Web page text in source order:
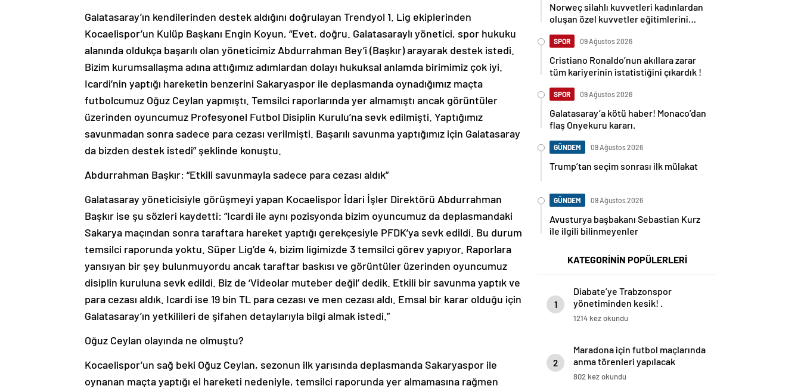
Galatasaray’ın kendilerinden destek aldığını doğrulayan Trendyol 1. Lig ekiplerinden
Kocaelispor’un Kulüp Başkanı Engin Koyun, “Evet, doğru. Galatasaraylı yönetici, spor hukuku
alanında oldukça başarılı olan yöneticimiz Abdurrahman Bey’i (Başkır) arayarak destek istedi.
Bizim kurumsallaşma adına attığımız adımlardan dolayı hukuksal anlamda birimimiz çok iyi.
Icardi’nin yaptığı hareketin benzerini Sakaryaspor ile deplasmanda oynadığımız maçta
futbolcumuz Oğuz Ceylan yapmıştı. Temsilci raporlarında yer almamıştı ancak görüntüler
üzerinden oyuncumuz Profesyonel Futbol Disiplin Kurulu’na sevk edilmişti. Yaptığımız
savunmadan sonra sadece para cezası verilmişti. Başarılı savunma yaptığımız için Galatasaray
da bizden destek istedi” şeklinde konuştu.
Abdurrahman Başkır: “Etkili savunmayla sadece para cezası aldık”
Galatasaray yöneticisiyle görüşmeyi yapan Kocaelispor İdari İşler Direktörü Abdurrahman
Başkır ise şu sözleri kaydetti: “Icardi ile aynı pozisyonda bizim oyuncumuz da deplasmandaki
Sakarya maçından sonra taraftara hareket yaptığı gerekçesiyle PFDK’ya sevk edildi. Bu durum
temsilci raporunda yoktu. Süper Lig’de 4, bizim ligimizde 3 temsilci görev yapıyor. Raporlara
yansıyan bir şey bulunmuyordu ancak taraftar baskısı ve görüntüler üzerinden oyuncumuz
disiplin kuruluna sevk edildi. Biz de ‘Videolar muteber değil’ dedik. Etkili bir savunma yaptık ve
para cezası aldık. Icardi ise 19 bin TL para cezası ve men cezası aldı. Emsal bir karar olduğu için
Galatasaray’ın yetkilileri de şifahen detaylarıyla bilgi almak istedi.”
Oğuz Ceylan olayında ne olmuştu?
Kocaelispor’un sağ beki Oğuz Ceylan, sezonun ilk yarısında deplasmanda Sakaryaspor ile
oynanan maçta yaptığı el hareketi nedeniyle, temsilci raporunda yer almamasına rağmen
Norweç silahlı kuvvetleri kadınlardan
oluşan özel kuvvetler eğitimlerini
SPOR 09 Ağustos 2026
Cristiano Ronaldo’nun akıllara zarar
tüm kariyerinin istatistiğini çıkardık !
SPOR 09 Ağustos 2026
Galatasaray’a kötü haber! Monaco’dan
flaş Onyekuru kararı.
GÜNDEM 09 Ağustos 2026
Trump’tan seçim sonrası ilk mülakat
GÜNDEM 09 Ağustos 2026
Avusturya başbakanı Sebastian Kurz
ile ilgili bilinmeyenler
KATEGORİNİN POPÜLERLERİ
1
Diabate’ye Trabzonspor
yönetiminden kesik! .
1214 kez okundu
2
Maradona için futbol maçlarında
anma törenleri yapılacak
802 kez okundu